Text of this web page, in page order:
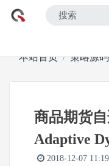
本站首页
策略源码
商品期货
Adaptive
2018-12-07